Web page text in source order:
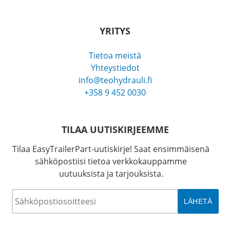
YRITYS
Tietoa meistä
Yhteystiedot
info@teohydrauli.fi
+358 9 452 0030
TILAA UUTISKIRJEEMME
Tilaa EasyTrailerPart-uutiskirje! Saat ensimmäisenä
sähköpostiisi tietoa verkkokauppamme
uutuuksista ja tarjouksista.